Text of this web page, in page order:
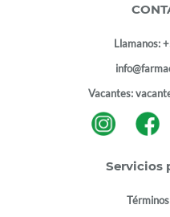
Llamanos:
Vacantes:
Servicios